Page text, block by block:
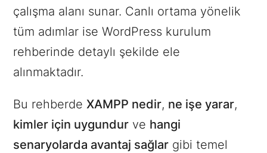
çalışma alanı sunar. Canlı ortama yönelik
tüm adımlar ise WordPress kurulum
rehberinde detaylı şekilde ele
alınmaktadır.
Bu rehberdeXAMPP nedir, ne işe yarar,
kimler için uygundur ve hangi
senaryolarda avantaj sağlar gibi temel